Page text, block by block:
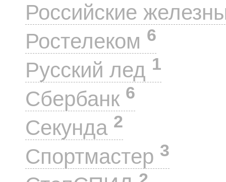
Российские
Ростелеком 6
Русский лед 1
Сбербанк 6
Секунда 2
Спортмастер 3